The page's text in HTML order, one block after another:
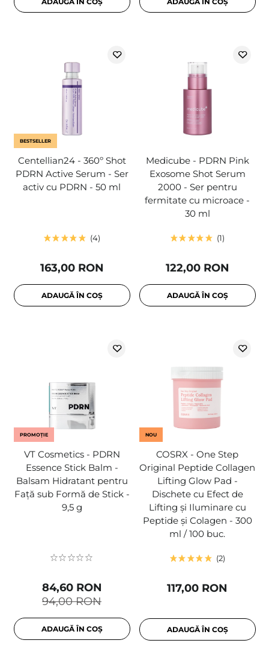
BESTSELLER
Centellian24 - 360º Shot
PDRN Active Serum - Ser
activ cu PDRN - 50 ml
4
163,00 RON
ADAUGĂ ÎN COȘ
Medicube - PDRN Pink
Exosome Shot Serum
2000 - Ser pentru
fermitate cu microace -
30 ml
1
122,00 RON
ADAUGĂ ÎN COȘ
PROMOȚIE
VT Cosmetics - PDRN
Essence Stick Balm -
Balsam Hidratant pentru
Față sub Formă de Stick -
9,5 g
94,00 RON
84,60 RON
ADAUGĂ ÎN COȘ
NOU
COSRX - One Step
Original Peptide Collagen
Lifting Glow Pad -
Dischete cu Efect de
Lifting și Iluminare cu
Peptide și Colagen - 300
ml / 100 buc.
2
117,00 RON
ADAUGĂ ÎN COȘ